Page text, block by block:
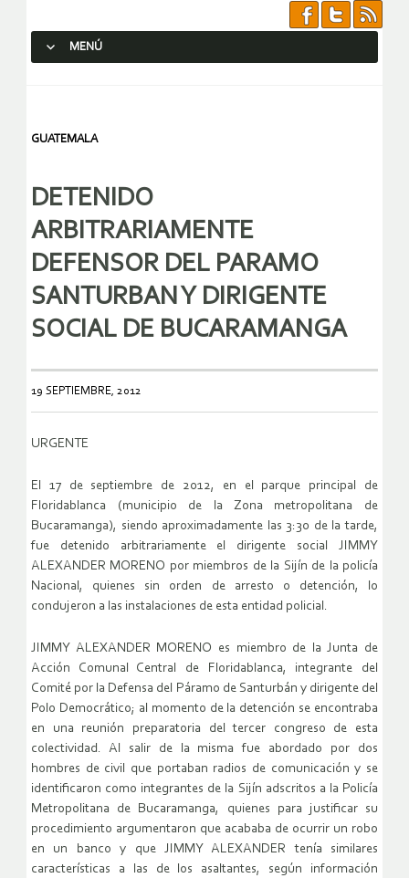
MENÚ
GUATEMALA
DETENIDO
ARBITRARIAMENTE
DEFENSOR DEL PARAMO
SANTURBAN Y DIRIGENTE
SOCIAL DE BUCARAMANGA
19 SEPTIEMBRE, 2012
URGENTE
El 17 de septiembre de 2012, en el parque principal de
Floridablanca (municipio de la Zona metropolitana de
Bucaramanga), siendo aproximadamente las 3:30 de la tarde,
fue detenido arbitrariamente el dirigente social JIMMY
ALEXANDER MORENO por miembros de la Sijín de la policía
Nacional, quienes sin orden de arresto o detención, lo
condujeron a las instalaciones de esta entidad policial.
JIMMY ALEXANDER MORENO es miembro de la Junta de
Acción Comunal Central de Floridablanca, integrante del
Comité por la Defensa del Páramo de Santurbán y dirigente del
Polo Democrático; al momento de la detención se encontraba
en una reunión preparatoria del tercer congreso de esta
colectividad. Al salir de la misma fue abordado por dos
hombres de civil que portaban radios de comunicación y se
identificaron como integrantes de la Sijín adscritos a la Policía
Metropolitana de Bucaramanga, quienes para justificar su
procedimiento argumentaron que acababa de ocurrir un robo
en un banco y que JIMMY ALEXANDER tenía similares
características a las de los asaltantes, según información